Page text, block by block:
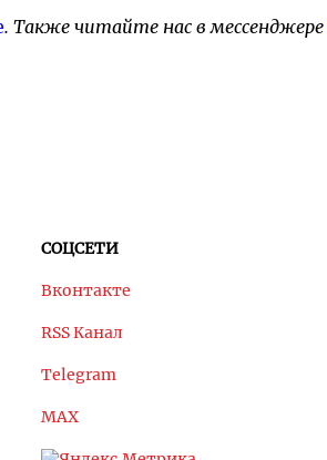
. Также читайте нас в мессенджере
СОЦСЕТИ
Вконтакте
RSS Канал
Telegram
MAX